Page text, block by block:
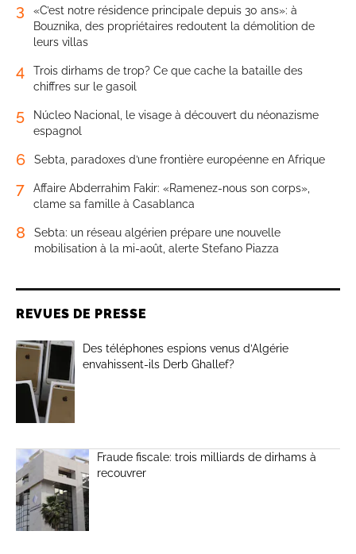
3
«C’est notre résidence principale depuis 30 ans»: à
Bouznika, des propriétaires redoutent la démolition de
leurs villas
4
Trois dirhams de trop? Ce que cache la bataille des
chiffres sur le gasoil
5
Núcleo Nacional, le visage à découvert du néonazisme
espagnol
6 Sebta, paradoxes d’une frontière européenne en Afrique
7
Affaire Abderrahim Fakir: «Ramenez-nous son corps»,
clame sa famille à Casablanca
8
Sebta: un réseau algérien prépare une nouvelle
mobilisation à la mi-août, alerte Stefano Piazza
REVUES DE PRESSE
Des téléphones espions venus d’Algérie
envahissent-ils Derb Ghallef?
Fraude fiscale: trois milliards de dirhams à
recouvrer